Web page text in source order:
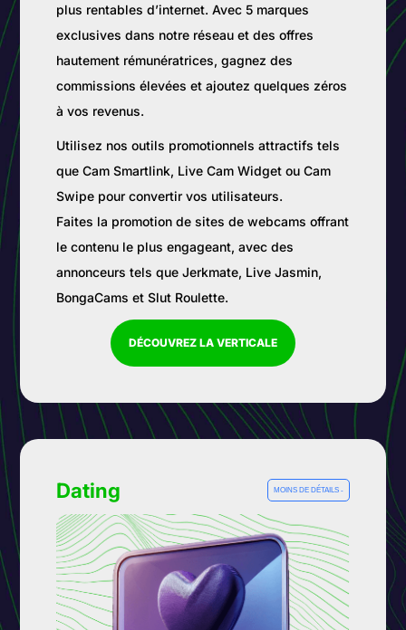
plus rentables d’internet. Avec 5 marques
exclusives dans notre réseau et des offres
hautement rémunératrices, gagnez des
commissions élevées et ajoutez quelques zéros
à vos revenus.
Utilisez nos outils promotionnels attractifs tels
que Cam Smartlink, Live Cam Widget ou Cam
Swipe pour convertir vos utilisateurs.
Faites la promotion de sites de webcams offrant
le contenu le plus engageant, avec des
annonceurs tels que Jerkmate, Live Jasmin,
BongaCams et Slut Roulette.
DÉCOUVREZ LA VERTICALE
Dating MOINS DE DÉTAILS -